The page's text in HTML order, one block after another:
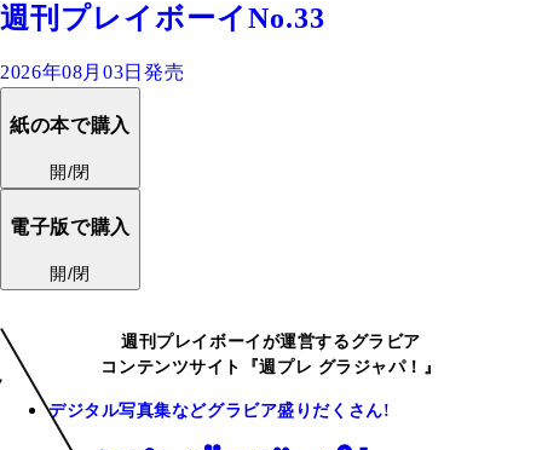
週刊プレイボーイNo.33
2026年08月03日発売
紙の本で購入
開/閉
電子版で購入
開/閉
週刊プレイボーイが運営するグラビア
コンテンツサイト『週プレ グラジャパ！』
デジタル写真集などグラビア盛りだくさん!